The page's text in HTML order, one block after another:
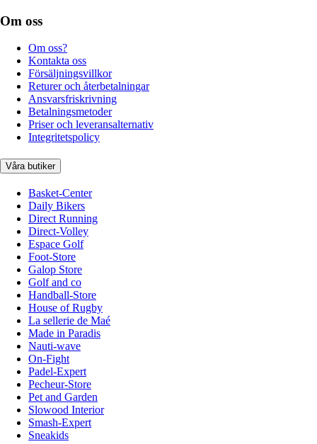
Om oss
Om oss?
Kontakta oss
Försäljningsvillkor
Returer och återbetalningar
Ansvarsfriskrivning
Betalningsmetoder
Priser och leveransalternativ
Integritetspolicy
Våra butiker
Basket-Center
Daily Bikers
Direct Running
Direct-Volley
Espace Golf
Foot-Store
Galop Store
Golf and co
Handball-Store
House of Rugby
La sellerie de Maé
Made in Paradis
Nauti-wave
On-Fight
Padel-Expert
Pecheur-Store
Pet and Garden
Slowood Interior
Smash-Expert
Sneakids